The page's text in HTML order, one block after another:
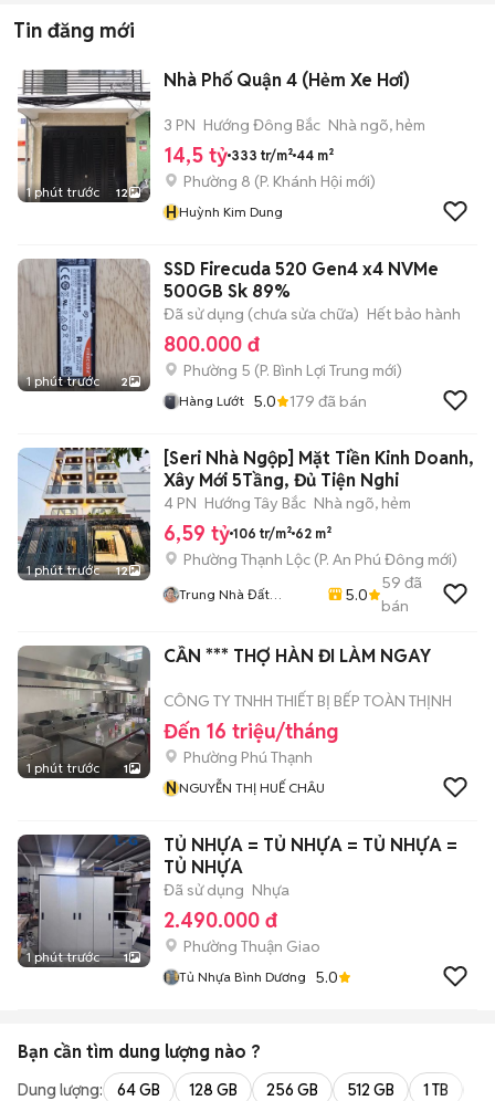
Tin đăng mới
1 phút trước 12
Nhà Phố Quận 4 (Hẻm Xe Hơi)
3 PN Hướng Đông Bắc Nhà ngõ, hẻm
14,5 tỷ 333 tr/m² 44 m²
Phường 8 (P. Khánh Hội mới)
HHuỳnh Kim Dung
1 phút trước 2
SSD Firecuda 520 Gen4 x4 NVMe
500GB Sk 89%
Đã sử dụng (chưa sửa chữa) Hết bảo hành
800.000 đ
Phường 5 (P. Bình Lợi Trung mới)
Hàng Lướt 5.0 179 đã bán
1 phút trước 12
[Seri Nhà Ngộp] Mặt Tiền Kinh Doanh,
Xây Mới 5Tầng, Đủ Tiện Nghi
4 PN Hướng Tây Bắc Nhà ngõ, hẻm
6,59 tỷ 106 tr/m² 62 m²
Phường Thạnh Lộc (P. An Phú Đông mới)
Trung Nhà Đất
5.0
59 đã
bán
1 phút trước 1
CẦN *** THỢ HÀN ĐI LÀM NGAY
CÔNG TY TNHH THIẾT BỊ BẾP TOÀN THỊNH
Đến 16 triệu/tháng
Phường Phú Thạnh
NNGUYỄN THỊ HUẾ CHÂU
1 phút trước 1
TỦ NHỰA = TỦ NHỰA = TỦ NHỰA =
TỦ NHỰA
Đã sử dụng Nhựa
2.490.000 đ
Phường Thuận Giao
Tủ Nhựa Bình Dương 5.0
Bạn cần tìm dung lượng nào ?
Dung lượng: 64 GB 128 GB 256 GB 512 GB 1 TB